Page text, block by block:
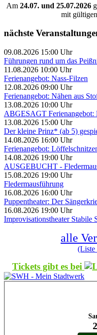
Am 24.07. und 25.07.2026
mit
nächste
09.08.2026 15:00 Uhr
Führungen rund um das
11.08.2026 10:00 Uhr
Ferienangebot: Nass-Filzen
12.08.2026 09:00 Uhr
Ferienangebot: Nähen aus
13.08.2026 10:00 Uhr
ABGESAGT Ferienangebot:
13.08.2026 15:00 Uhr
Der kleine Prinz* (ab 5)
14.08.2026 16:00 Uhr
Ferienangebot:
14.08.2026 19:00 Uhr
AUSGEBUCHT -
15.08.2026 19:00 Uhr
Fledermausführung
16.08.2026 16:00 Uhr
Puppentheater: Der
16.08.2026 19:00 Uhr
Improvisationstheater Stabile
alle
(Liste
Tickets gibt es bei